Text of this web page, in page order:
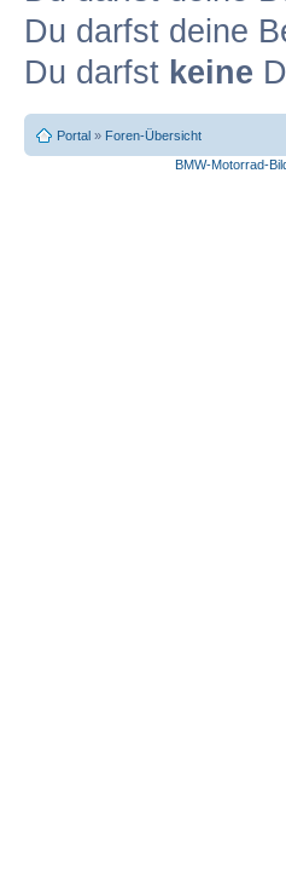
Du darfst deine
Du darfst keine
Portal » Foren-Übersicht
BMW-Motorrad-